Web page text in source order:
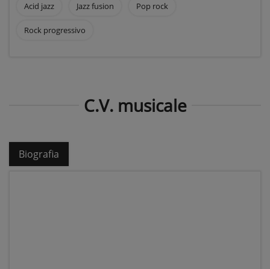
Acid jazz Jazz fusion Pop rock
Rock progressivo
C.V. musicale
Biografia